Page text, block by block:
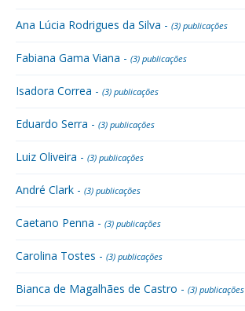
Ana Lúcia Rodrigues da Silva - (3) publicações
Fabiana Gama Viana - (3) publicações
Isadora Correa - (3) publicações
Eduardo Serra - (3) publicações
Luiz Oliveira - (3) publicações
André Clark - (3) publicações
Caetano Penna - (3) publicações
Carolina Tostes - (3) publicações
Bianca de Magalhães de Castro - (3) publicações